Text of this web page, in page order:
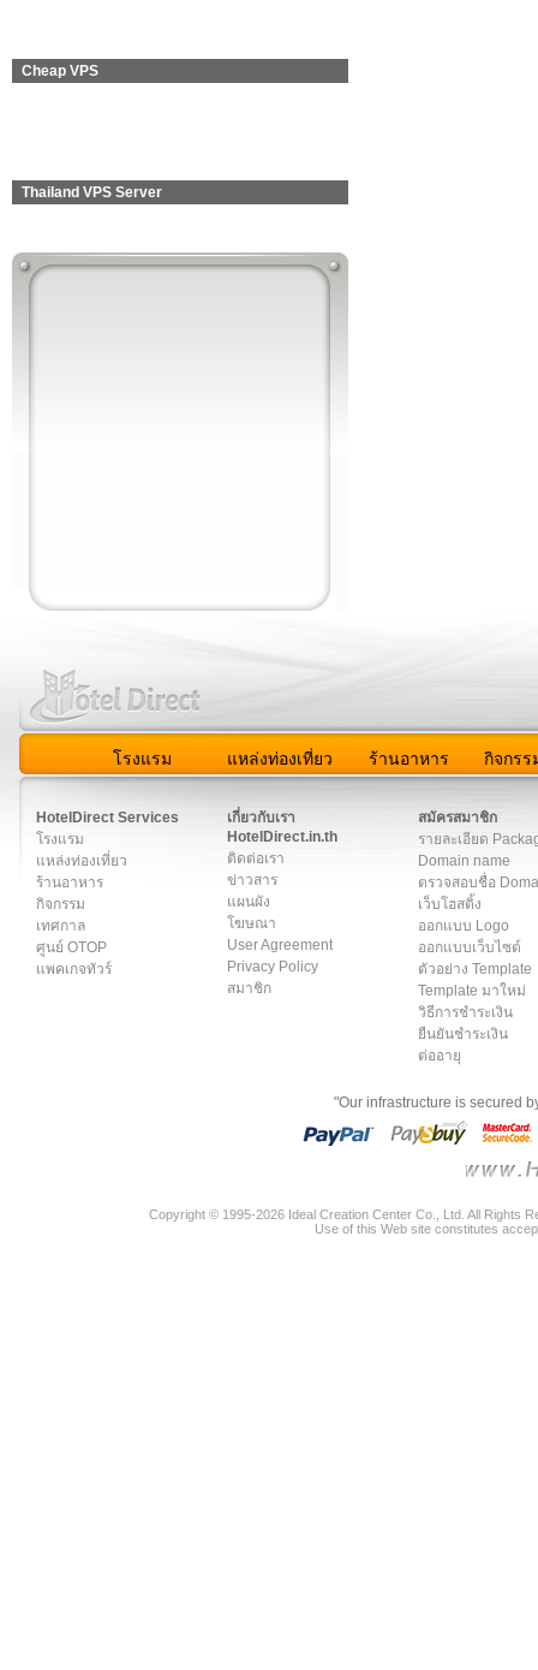
Cheap VPS
Thailand VPS Server
โรงแรม แหล่งท่องเที่ยว ร้านอาหาร กิจกรร
HotelDirect Services
โรงแรม
แหล่งท่องเที่ยว
ร้านอาหาร
กิจกรรม
เทศกาล
ศูนย์ OTOP
แพคเกจทัวร์
เกี่ยวกับเรา
HotelDirect.in.th
ติดต่อเรา
ข่าวสาร
แผนผัง
โฆษณา
User Agreement
Privacy Policy
สมาชิก
สมัครสมาชิก
รายละเอียด
Domain name
ตรวจสอบชื่อ
เว็บโฮสติ้ง
ออกแบบ Logo
ออกแบบเว็บไซต์
ตัวอย่าง Template
Template มาใหม่
วิธีการชำระเงิน
ยืนยันชำระเงิน
ต่ออายุ
"Our infrastructure is secured
Copyright © 1995-2026 Ideal Creation Center Co., Ltd. All Rights
Use of this Web site constitutes